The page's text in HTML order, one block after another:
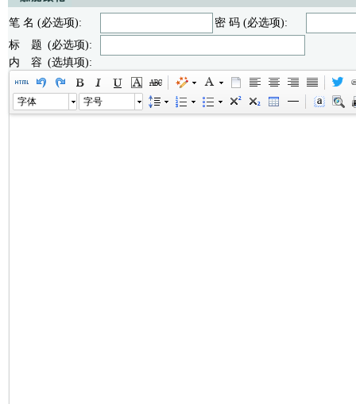
笔 名 (必选项):
密 码 (必选项):
标 题 (必选项):
内 容 (选填项):
字体 字号